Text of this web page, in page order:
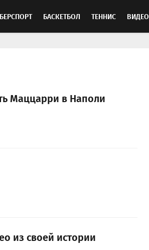
БАСКЕТБОЛ ТЕННИС ВИДЕО
Маццарри в Наполи
из своей истории